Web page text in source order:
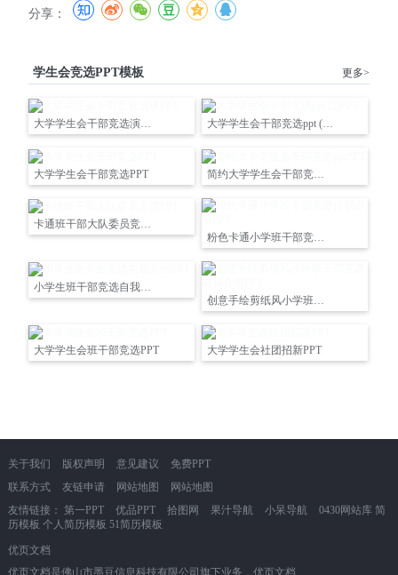
分享：
学生会竞选PPT模板 更多>
大学学生会干部竞选演讲PPT 大学学生会干部竞选ppt (2)PPT
大学学生会干部竞选PPT
卡通班干部大队委员竞选PPT
小学生班干部竞选自我介绍PPT
大学学生会班干部竞选PPT 大学学生会社团招新PPT
关于我们
联系方式
版权声明
友链申请
意见建议
网站地图
免费PPT
网站地图
友情链接： 第一PPT 优品PPT 拾图网 果汁导航 小呆导航 0430网站库 简
历模板 个人简历模板 51简历模板
优页文档
优页文档是佛山市墨豆信息科技有限公司旗下业务，优页文档